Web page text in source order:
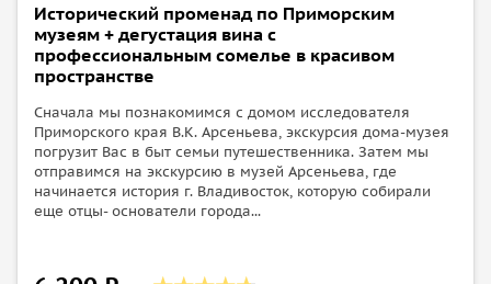
Исторический променад по Приморским
музеям + дегустация вина с
профессиональным сомелье в красивом
пространстве
Сначала мы познакомимся с домом исследователя
Приморского края В.К. Арсеньева, экскурсия дома-музея
погрузит Вас в быт семьи путешественника. Затем мы
отправимся на экскурсию в музей Арсеньева, где
начинается история г. Владивосток, которую собирали
еще отцы- основатели города...